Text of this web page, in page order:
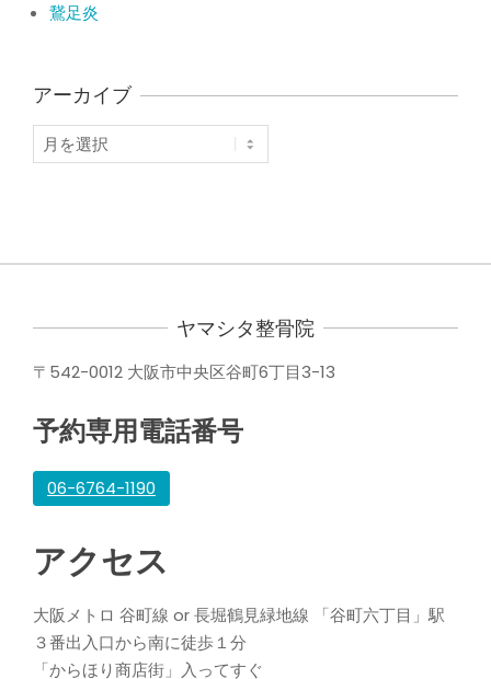
鵞足炎
アーカイブ
ア
ー
ヤマシタ整骨院
〒542-0012 大阪市中央区谷町6丁目3-13
予約専用電話番号
06-6764-1190
アクセス
大阪メトロ 谷町線 or 長堀鶴見緑地線 「谷町六丁目」駅
３番出入口から南に徒歩１分
「からほり商店街」入ってすぐ